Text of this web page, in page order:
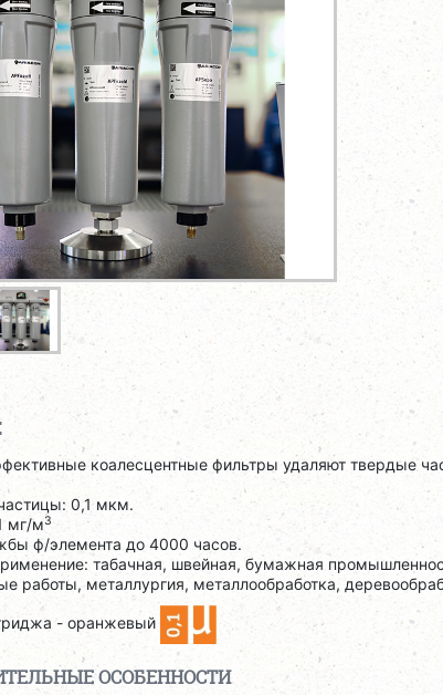
коалесцентные фильтры удаляют твердые
0,1 мкм.
мг/м3
ф/элемента до 4000 часов.
табачная, швейная, бумажная
работы, металлургия, металлообработка,
- оранжевый
ОСОБЕННОСТИ